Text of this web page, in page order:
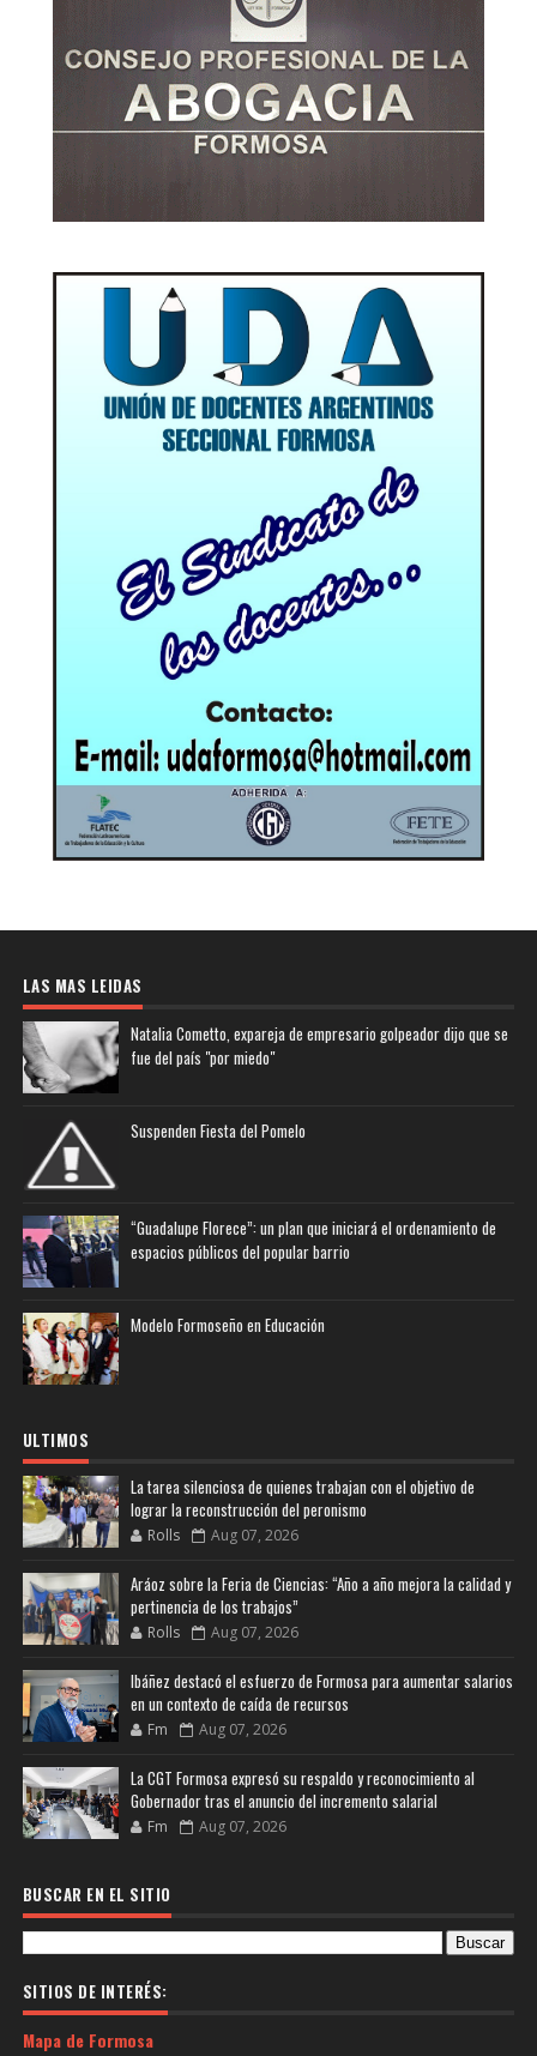
LAS MAS LEIDAS
Natalia Cometto, expareja de empresario golpeador dijo que se
fue del país "por miedo"
Suspenden Fiesta del Pomelo
“Guadalupe Florece”: un plan que iniciará el ordenamiento de
espacios públicos del popular barrio
Modelo Formoseño en Educación
ULTIMOS
La tarea silenciosa de quienes trabajan con el objetivo de
lograr la reconstrucción del peronismo
Rolls Aug 07, 2026
Aráoz sobre la Feria de Ciencias: “Año a año mejora la calidad y
pertinencia de los trabajos”
Rolls Aug 07, 2026
Ibáñez destacó el esfuerzo de Formosa para aumentar salarios
en un contexto de caída de recursos
Fm Aug 07, 2026
La CGT Formosa expresó su respaldo y reconocimiento al
Gobernador tras el anuncio del incremento salarial
Fm Aug 07, 2026
BUSCAR EN EL SITIO
SITIOS DE INTERÉS:
Mapa de Formosa